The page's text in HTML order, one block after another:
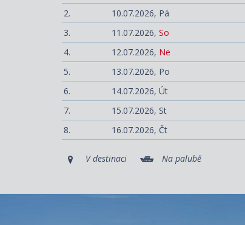
2.
10.07.2026, Pá
3.
11.07.2026, So
4.
12.07.2026, Ne
5.
13.07.2026, Po
6.
14.07.2026, Út
7.
15.07.2026, St
8.
16.07.2026, Čt
V destinaci Na palubě